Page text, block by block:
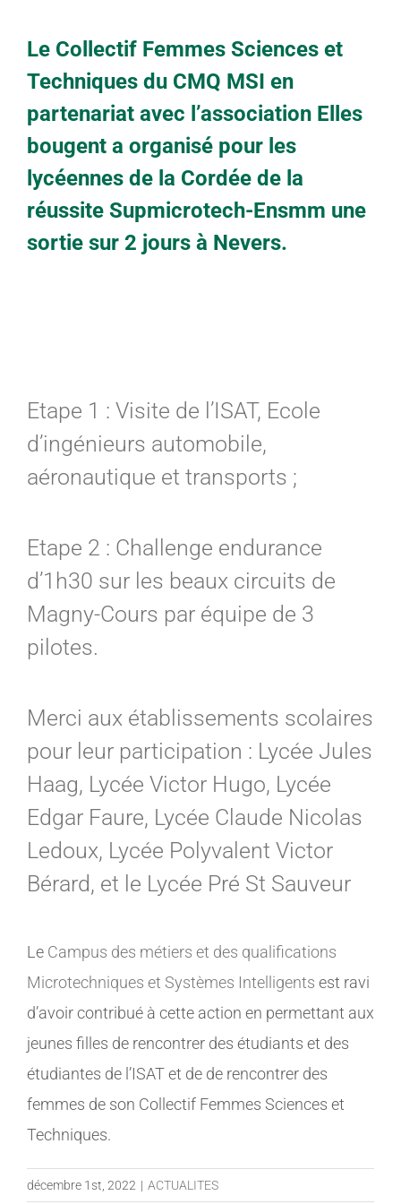
μTECH-BOOSTER
HUCO Labs
Le Collectif Femmes Sciences et
Techniques du CMQ MSI en
partenariat avec l’association Elles
bougent a organisé pour les
lycéennes de la Cordée de la
réussite Supmicrotech-Ensmm une
sortie sur 2 jours à Nevers.
Etape 1 : Visite de l’ISAT, Ecole
d’ingénieurs automobile,
aéronautique et transports ;
Etape 2 : Challenge endurance
d’1h30 sur les beaux circuits de
Magny-Cours par équipe de 3
pilotes.
Merci aux établissements scolaires
pour leur participation : Lycée Jules
Haag, Lycée Victor Hugo, Lycée
Edgar Faure, Lycée Claude Nicolas
Ledoux, Lycée Polyvalent Victor
Bérard, et le Lycée Pré St Sauveur
Le Campus des métiers et des qualifications
Microtechniques et Systèmes Intelligents est ravi
d’avoir contribué à cette action en permettant aux
jeunes filles de rencontrer des étudiants et des
étudiantes de l’ISAT et de de rencontrer des
femmes de son Collectif Femmes Sciences et
Techniques.
décembre 1st, 2022 | ACTUALITES